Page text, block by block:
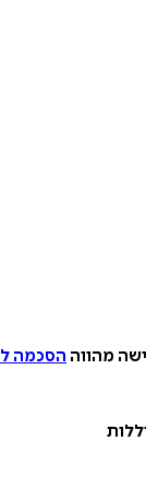
מהווה הסכמה